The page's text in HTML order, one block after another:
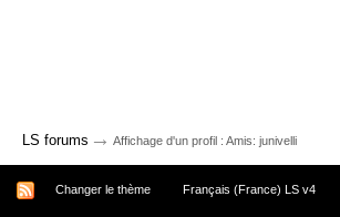
LS forums → Affichage d'un profil : Amis: junivelli
Changer le thème Français (France) LS v4